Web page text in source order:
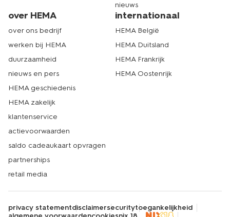
nieuws
over HEMA
over ons bedrijf
werken bij HEMA
duurzaamheid
nieuws en pers
HEMA geschiedenis
HEMA zakelijk
klantenservice
actievoorwaarden
saldo cadeaukaart opvragen
partnerships
retail media
internationaal
HEMA België
HEMA Duitsland
HEMA Frankrijk
HEMA Oostenrijk
privacy statementdisclaimersecuritytoegankelijkheid